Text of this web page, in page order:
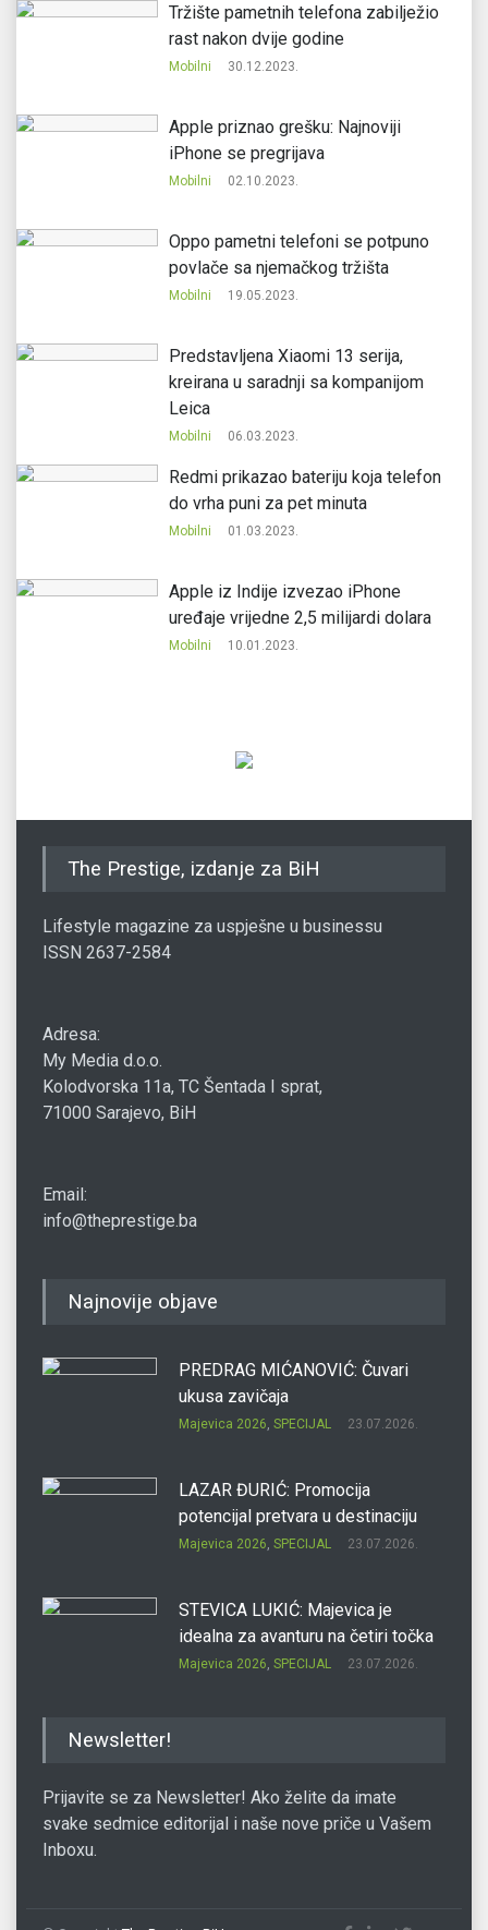
Tržište pametnih telefona zabilježio
rast nakon dvije godine
Mobilni 30.12.2023.
Apple priznao grešku: Najnoviji
iPhone se pregrijava
Mobilni 02.10.2023.
Oppo pametni telefoni se potpuno
povlače sa njemačkog tržišta
Mobilni 19.05.2023.
Predstavljena Xiaomi 13 serija,
kreirana u saradnji sa kompanijom
Leica
Mobilni 06.03.2023.
Redmi prikazao bateriju koja telefon
do vrha puni za pet minuta
Mobilni 01.03.2023.
Apple iz Indije izvezao iPhone
uređaje vrijedne 2,5 milijardi dolara
Mobilni 10.01.2023.
The Prestige, izdanje za BiH
Lifestyle magazine za uspješne u businessu
ISSN 2637-2584
Adresa:
My Media d.o.o.
Kolodvorska 11a, TC Šentada I sprat,
71000 Sarajevo, BiH
Email:
info@theprestige.ba
Najnovije objave
PREDRAG MIĆANOVIĆ: Čuvari
ukusa zavičaja
Majevica 2026 SPECIJAL 23.07.2026.
LAZAR ĐURIĆ: Promocija
potencijal pretvara u destinaciju
Majevica 2026 SPECIJAL 23.07.2026.
STEVICA LUKIĆ: Majevica je
idealna za avanturu na četiri točka
Majevica 2026 SPECIJAL 23.07.2026.
Newsletter!
Prijavite se za Newsletter! Ako želite da imate
svake sedmice editorijal i naše nove priče u Vašem
Inboxu.